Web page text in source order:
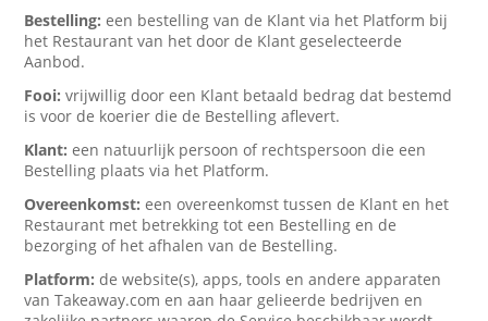
Bestelling:een bestelling van de Klant via het Platform bij
het Restaurant van het door de Klant geselecteerde
Aanbod.
Fooi:vrijwillig door een Klant betaald bedrag dat bestemd
is voor de koerier die de Bestelling aflevert.
Klant:een natuurlijk persoon of rechtspersoon die een
Bestelling plaats via het Platform.
Overeenkomst:een overeenkomst tussen de Klant en het
Restaurant met betrekking tot een Bestelling en de
bezorging of het afhalen van de Bestelling.
Platform:de website(s), apps, tools en andere apparaten
van Takeaway.com en aan haar gelieerde bedrijven en